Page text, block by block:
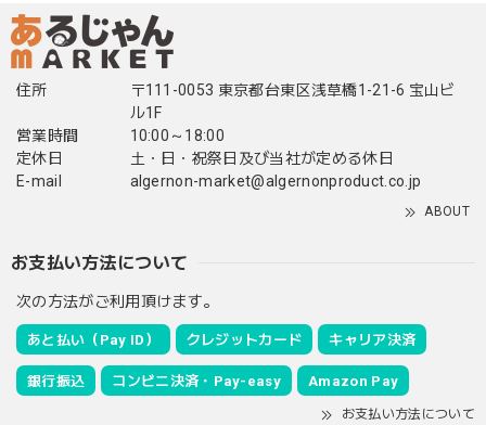
住所
〒111-0053 東京都台東区浅草橋1-21-6 宝山ビ
ル1F
営業時間
10:00～18:00
定休日
土・日・祝祭日及び当社が定める休日
E-mail
algernon-market@algernonproduct.co.jp
ABOUT
お支払い方法について
次の方法がご利用頂けます。
あと払い（Pay ID） クレジットカード キャリア決済
銀行振込 コンビニ決済・Pay-easy Amazon Pay
お支払い方法について